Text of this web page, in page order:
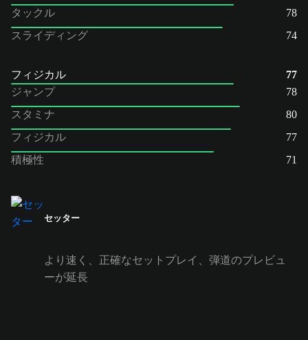
タックル
78
スライディング
74
フィジカル
77
ジャンプ
78
スタミナ
80
フィジカル
77
積極性
71
セッター
より速く、正確なセットプレイ、弾道のプレビュ
ーが延長